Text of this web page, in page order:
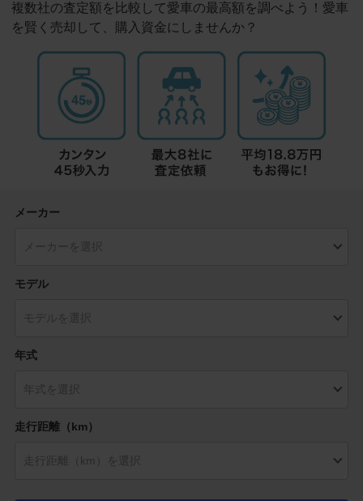
複数社の査定額を比較して愛車の最高額を調べよう！愛車
を賢く売却して、購入資金にしませんか？
メーカー
モデル
年式
走行距離（km）